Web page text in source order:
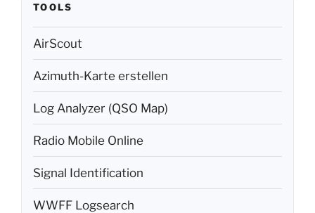
TOOLS
AirScout
Azimuth-Karte erstellen
Log Analyzer (QSO Map)
Radio Mobile Online
Signal Identification
WWFF Logsearch